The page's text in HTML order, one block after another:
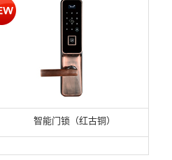
智能门锁（红古铜）